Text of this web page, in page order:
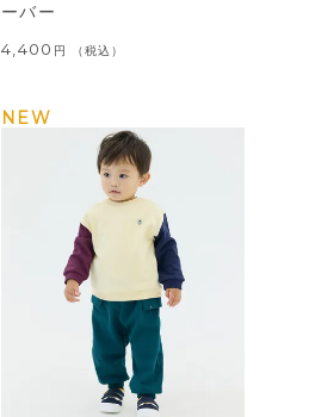
ーバー
4,400 税込
NEW